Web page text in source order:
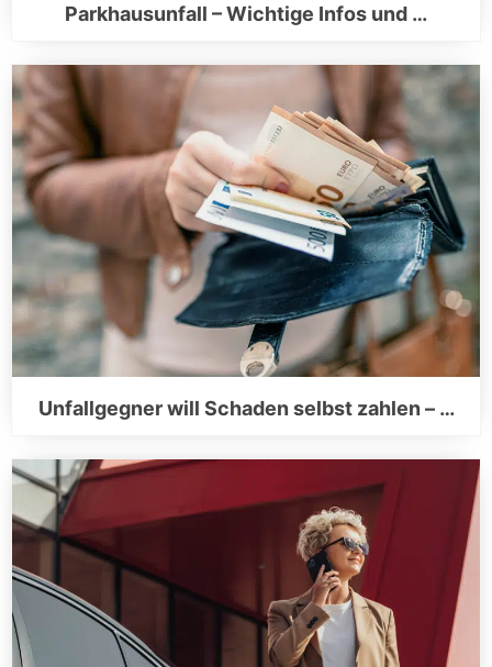
Parkhausunfall – Wichtige Infos und …
Unfallgegner will Schaden selbst zahlen – …